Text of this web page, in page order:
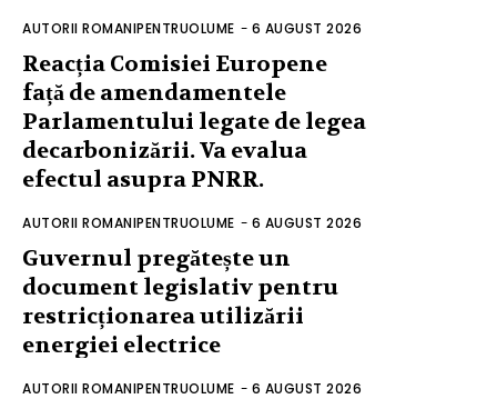
AUTORII ROMANIPENTRUOLUME - 6 AUGUST 2026
Reacția Comisiei Europene
față de amendamentele
Parlamentului legate de legea
decarbonizării. Va evalua
efectul asupra PNRR.
AUTORII ROMANIPENTRUOLUME - 6 AUGUST 2026
Guvernul pregătește un
document legislativ pentru
restricționarea utilizării
energiei electrice
AUTORII ROMANIPENTRUOLUME - 6 AUGUST 2026